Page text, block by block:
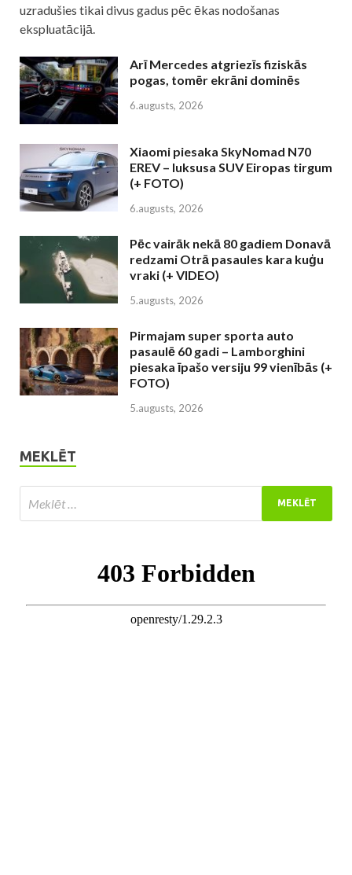
uzradušies tikai divus gadus pēc ēkas nodošanas
ekspluatācijā.
Arī Mercedes atgriezīs fiziskās
pogas, tomēr ekrāni dominēs
6.augusts, 2026
Xiaomi piesaka SkyNomad N70
EREV – luksusa SUV Eiropas tirgum
(+ FOTO)
6.augusts, 2026
Pēc vairāk nekā 80 gadiem Donavā
redzami Otrā pasaules kara kuģu
vraki (+ VIDEO)
5.augusts, 2026
Pirmajam super sporta auto
pasaulē 60 gadi – Lamborghini
piesaka īpašo versiju 99 vienībās (+
FOTO)
5.augusts, 2026
MEKLĒT